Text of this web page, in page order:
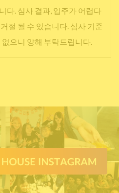
다. 심사 결과, 입주가 어렵다
절 될 수 있습니다. 심사 기준
으니 양해 부탁드립니다.